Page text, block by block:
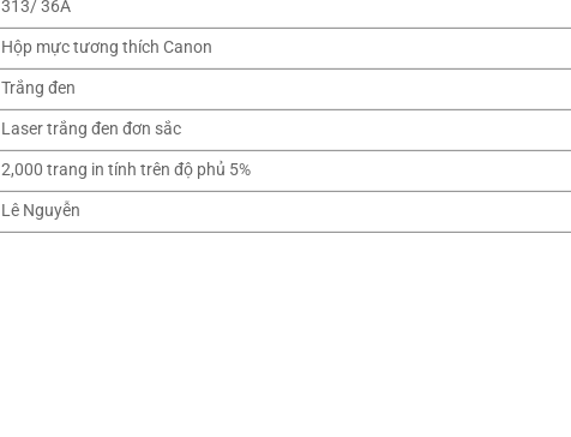
313/ 36A
Hộp mực tương thích Canon
Trắng đen
Laser trắng đen đơn sắc
2,000 trang in tính trên độ phủ 5%
Lê Nguyễn